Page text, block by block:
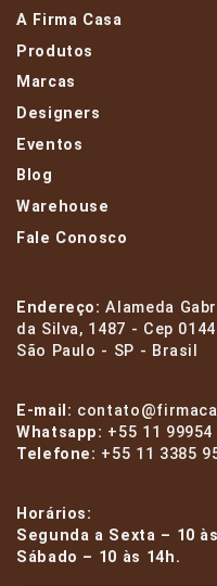
A Firma Casa
Produtos
Marcas
Designers
Eventos
Blog
Warehouse
Fale Conosco
Endereço:Alameda
da Silva, 1487 - Cep
São Paulo - SP - Brasil
E-mail:
Whatsapp: +55 11 99954
Telefone: +55 11 3385
Horários:
Segunda a Sexta – 10
Sábado – 10 às 14h.